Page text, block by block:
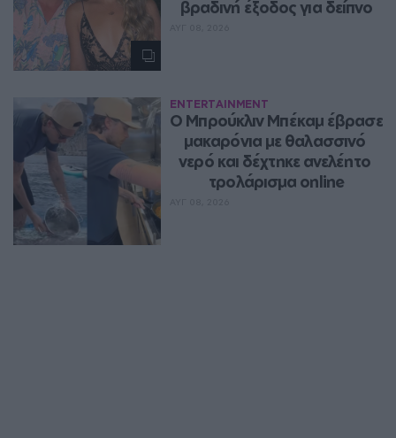
βραδινή έξοδος για δείπνο
ENTERTAINMENT
Ο Μπρούκλιν Μπέκαμ έβρασε
μακαρόνια με θαλασσινό
νερό και δέχτηκε ανελέητο
τρολάρισμα online